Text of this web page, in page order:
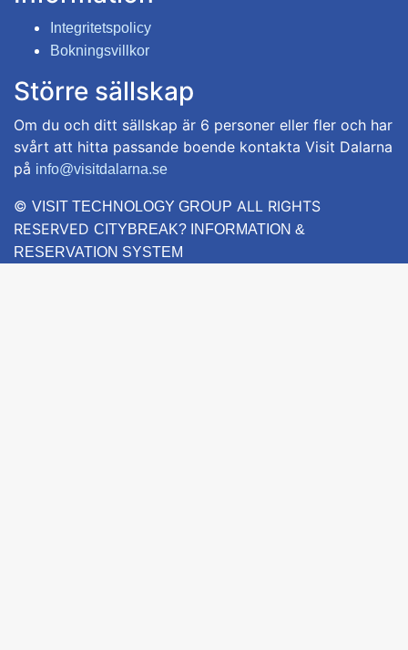
Integritetspolicy
Bokningsvillkor
Större sällskap
Om du och ditt sällskap är 6 personer eller fler och har
svårt att hitta passande boende kontakta Visit Dalarna
på info@visitdalarna.se
© VISIT TECHNOLOGY GROUP ALL RIGHTS
RESERVED CITYBREAK? INFORMATION &
RESERVATION SYSTEM